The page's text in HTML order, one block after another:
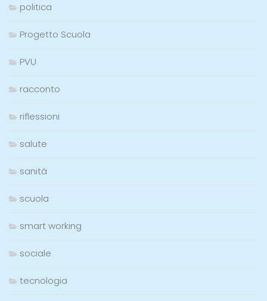
politica
Progetto Scuola
PVU
racconto
riflessioni
salute
sanità
scuola
smart working
sociale
tecnologia